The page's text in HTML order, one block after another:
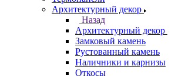
Архитектурный декор
Назад
Архитектурный декор
Замковый камень
Рустованный камень
Наличники и карнизы
Откосы